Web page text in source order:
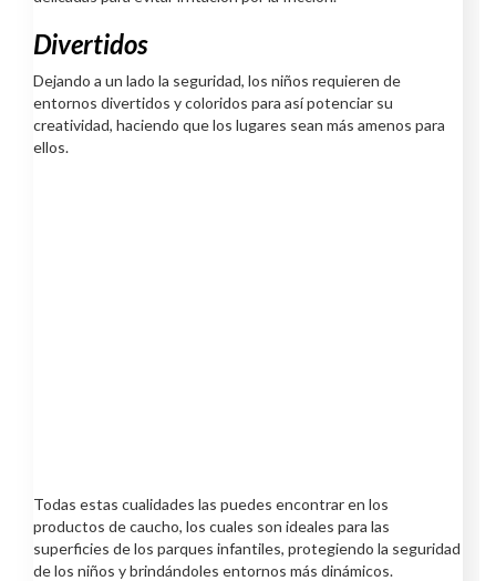
Divertidos
Dejando a un lado la seguridad, los niños requieren de
entornos divertidos y coloridos para así potenciar su
creatividad, haciendo que los lugares sean más amenos para
ellos.
Todas estas cualidades las puedes encontrar en los
productos de caucho, los cuales son ideales para las
superficies de los parques infantiles, protegiendo la seguridad
de los niños y brindándoles entornos más dinámicos.